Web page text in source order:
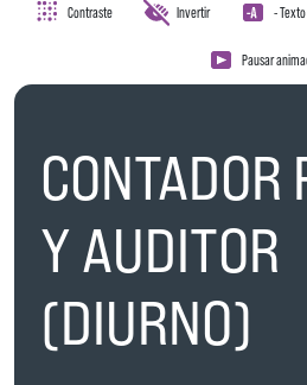
Contraste Invertir - Texto
Pausar
CONTADOR
Y AUDITOR
(DIURNO)